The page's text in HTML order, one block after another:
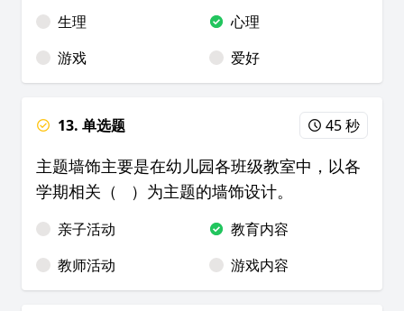
生理
心理
游戏
爱好
13. 单选题 45 秒
主题墙饰主要是在幼儿园各班级教室中，以各
学期相关（ ）为主题的墙饰设计。
亲子活动
教育内容
教师活动
游戏内容